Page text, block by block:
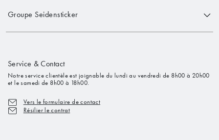
Groupe Seidensticker
Service & Contact
Notre service clientèle est joignable du lundi au vendredi de 8h00 à 20h00
et le samedi de 8h00 à 18h00.
Vers le formulaire de contact
Résilier le contrat